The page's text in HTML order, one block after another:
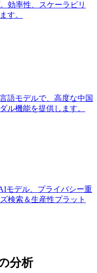
効率性、スケーラビリ
す。
語モデルで、高度な中国
ル機能を提供します。
モデル、プライバシー重
検索＆生産性プラット
分析